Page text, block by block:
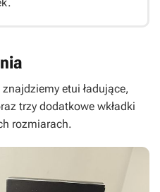
etui ładujące,
trzy dodatkowe wkładki
rozmiarach.